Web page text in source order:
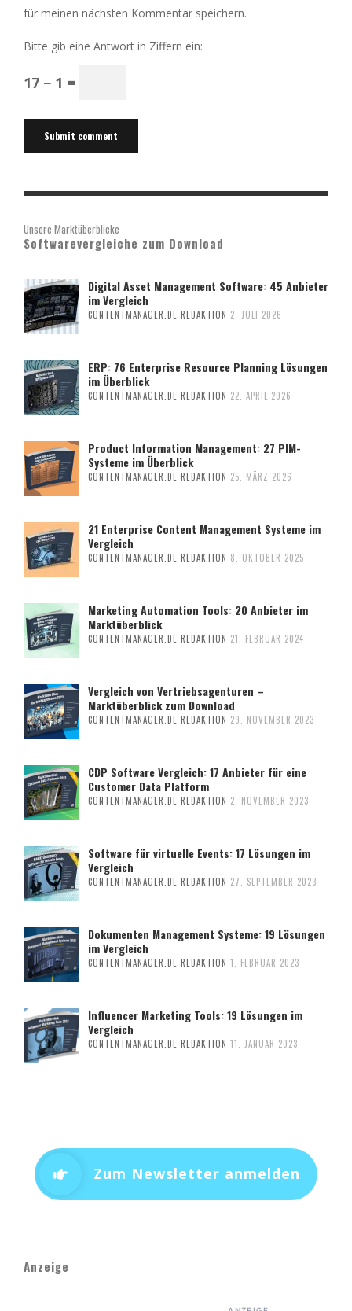
für meinen nächsten Kommentar speichern.
Bitte gib eine Antwort in Ziffern ein:
17 − 1 =
Unsere Marktüberblicke
Softwarevergleiche zum Download
Digital Asset Management Software: 45 Anbieter
im Vergleich
CONTENTMANAGER.DE REDAKTION 2. JULI 2026
ERP: 76 Enterprise Resource Planning Lösungen
im Überblick
CONTENTMANAGER.DE REDAKTION 22. APRIL 2026
Product Information Management: 27 PIM-
Systeme im Überblick
CONTENTMANAGER.DE REDAKTION 25. MÄRZ 2026
21 Enterprise Content Management Systeme im
Vergleich
CONTENTMANAGER.DE REDAKTION 8. OKTOBER 2025
Marketing Automation Tools: 20 Anbieter im
Marktüberblick
CONTENTMANAGER.DE REDAKTION 21. FEBRUAR 2024
Vergleich von Vertriebsagenturen –
Marktüberblick zum Download
CONTENTMANAGER.DE REDAKTION 29. NOVEMBER 2023
CDP Software Vergleich: 17 Anbieter für eine
Customer Data Platform
CONTENTMANAGER.DE REDAKTION 2. NOVEMBER 2023
Software für virtuelle Events: 17 Lösungen im
Vergleich
CONTENTMANAGER.DE REDAKTION 27. SEPTEMBER 2023
Dokumenten Management Systeme: 19 Lösungen
im Vergleich
CONTENTMANAGER.DE REDAKTION 1. FEBRUAR 2023
Influencer Marketing Tools: 19 Lösungen im
Vergleich
CONTENTMANAGER.DE REDAKTION 11. JANUAR 2023
Zum Newsletter anmelden
Anzeige